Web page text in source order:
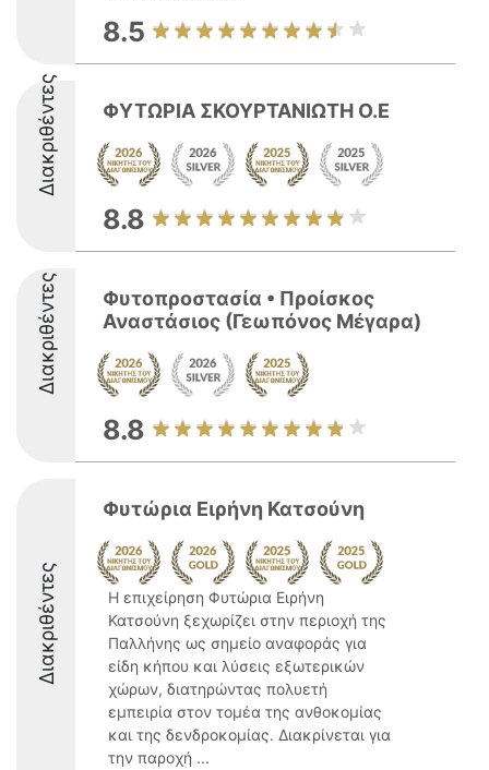
8.5
Διακριθέντες ΦΥΤΩΡΙΑ ΣΚΟΥΡΤΑΝΙΩΤΗ Ο.Ε
8.8
Διακριθέντες
Φυτοπροστασία • Προίσκος
Αναστάσιος (Γεωπόνος Μέγαρα)
8.8
Διακριθέντες
Φυτώρια Ειρήνη Κατσούνη
Η επιχείρηση Φυτώρια Ειρήνη
Κατσούνη ξεχωρίζει στην περιοχή της
Παλλήνης ως σημείο αναφοράς για
είδη κήπου και λύσεις εξωτερικών
χώρων, διατηρώντας πολυετή
εμπειρία στον τομέα της ανθοκομίας
και της δενδροκομίας. Διακρίνεται για
την παροχή ...